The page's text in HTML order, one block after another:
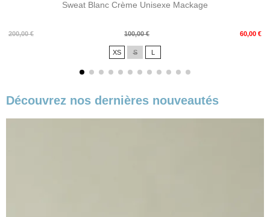
Sweat Blanc Crème Unisexe Mackage
200,00 €
Prix
100,00 € 60,00 €
Prix
XS S L
Découvrez nos dernières nouveautés